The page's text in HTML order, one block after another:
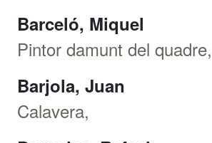
Barceló, Miquel
Pintor damunt del
Barjola, Juan
Calavera,